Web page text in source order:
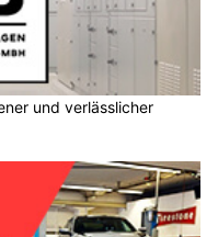
und verlässlicher